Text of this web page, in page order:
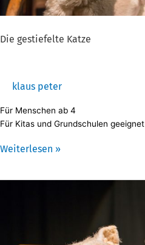
Die gestiefelte Katze
klaus peter
Für Menschen ab 4
Für Kitas und Grundschulen geeignet
Weiterlesen »